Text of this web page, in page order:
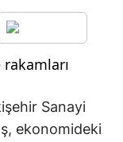
Sanayi
ekonomideki